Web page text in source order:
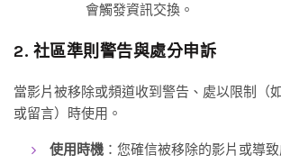
會觸發資訊交換。
2. 社區準則警告與處分申訴
當影片被移除或頻道收到警告、處以限制（
或留言）時使用。
使用時機 ：您確信被移除的影片或導